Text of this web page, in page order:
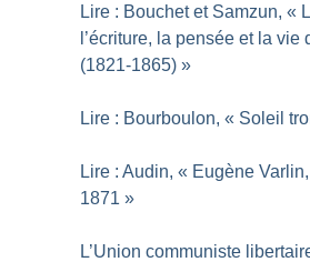
Lire : Bouchet et Samzun, «
l’écriture, la pensée et la
(1821-1865) »
Lire : Bourboulon, « Soleil
Lire : Audin, « Eugène
1871 »
L’Union communiste